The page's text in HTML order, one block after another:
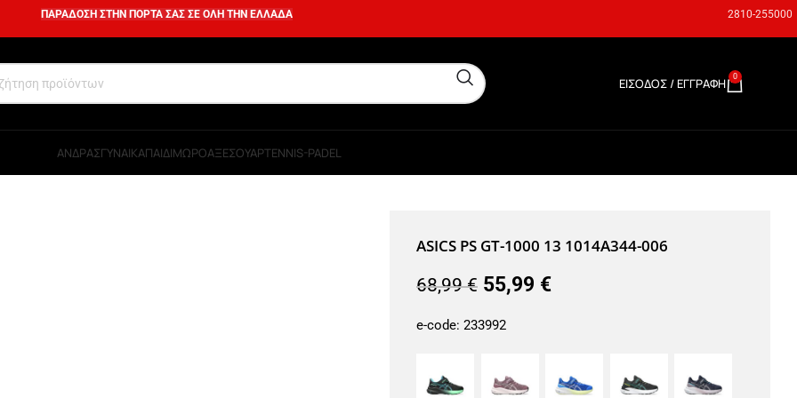
ΠΑΡΑΔΟΣΗ ΣΤΗΝ ΠΟΡΤΑ ΣΑΣ ΣΕ ΟΛΗ ΤΗΝ ΕΛΛΑΔΑ 2810-255000
ΕΊΣΟΔΟΣ / ΕΓΓΡΑΦΉ 0
ΑΝΔΡΑΣΓΥΝΑΙΚΑΠΑΙΔΙΜΩΡΟΑΞΕΣΟΥΑΡTENNIS-PADEL
ASICS PS GT-1000 13 1014A344-006
68,99€ 55,99 €
e-code: 233992